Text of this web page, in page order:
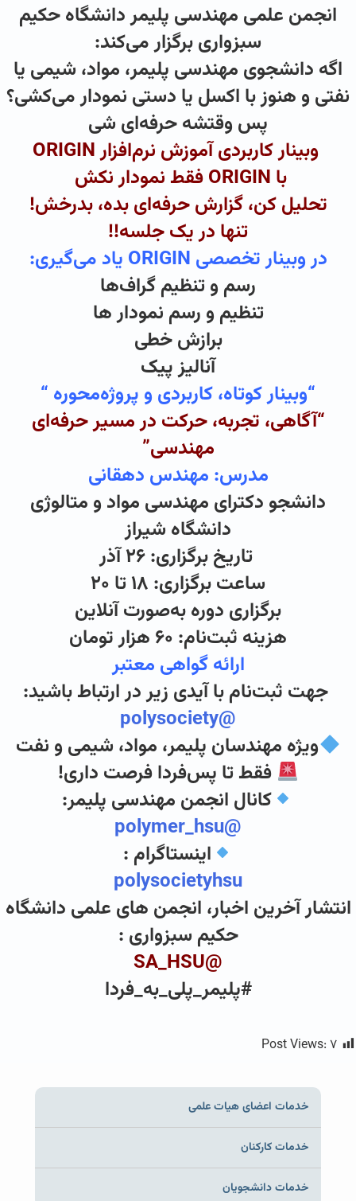
انجمن علمی مهندسی پلیمر دانشگاه حکیم
سبزواری برگزار می‌کند:
اگه دانشجوی مهندسی پلیمر، مواد، شیمی یا
نفتی و هنوز با اکسل یا دستی نمودار می‌کشی؟
پس وقتشه حرفه‌ای شی
وبینار کاربردی آموزش نرم‌افزار ORIGIN
با ORIGIN فقط نمودار نکش
تحلیل کن، گزارش حرفه‌ای بده، بدرخش!
تنها در یک جلسه!!
در وبینار تخصصی ORIGIN یاد می‌گیری:
رسم و تنظیم گراف‌ها
تنظیم و رسم نمودار ها
برازش خطی
آنالیز پیک
“وبینار کوتاه، کاربردی و پروژه‌محوره “
“آگاهی، تجربه، حرکت در مسیر حرفه‌ای
مهندسی”
مدرس: مهندس دهقانی
دانشجو دکترای مهندسی مواد و متالوژی
دانشگاه شیراز
تاریخ برگزاری: ۲۶ آذر
ساعت برگزاری: ۱۸ تا ۲۰
برگزاری دوره به‌صورت آنلاین
هزینه ثبت‌نام: ۶۰ هزار تومان
ارائه گواهی معتبر
جهت ثبت‌نام با آیدی زیر در ارتباط باشید:
@polysociety
ویژه مهندسان پلیمر، مواد، شیمی و نفت
فقط تا پس‌فردا فرصت داری!
کانال انجمن مهندسی پلیمر:
@polymer_hsu
اینستاگرام :
polysocietyhsu
انتشار آخرین اخبار، انجمن های علمی دانشگاه
حکیم سبزواری :
@SA_HSU
#پلیمر_پلی_به_فردا
Post Views: ۷
خدمات اعضای هیات علمی
خدمات کارکنان
خدمات دانشجویان